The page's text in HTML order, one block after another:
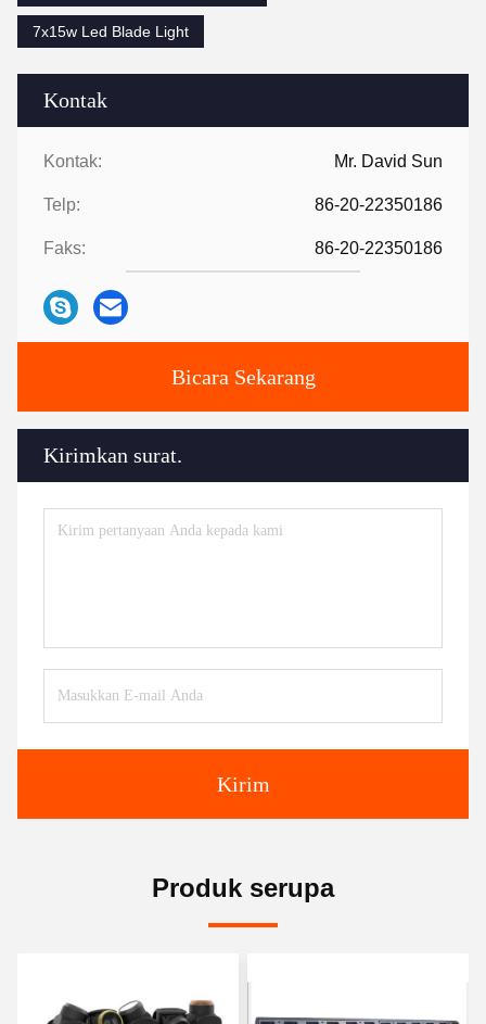
Kontak
Kontak: Mr. David Sun
Telp: 86-20-22350186
Faks: 86-20-22350186
Bicara Sekarang
Kirimkan surat.
Kirim
7x15w Led Blade Light
Produk serupa